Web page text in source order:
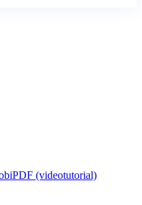
(videotutorial)